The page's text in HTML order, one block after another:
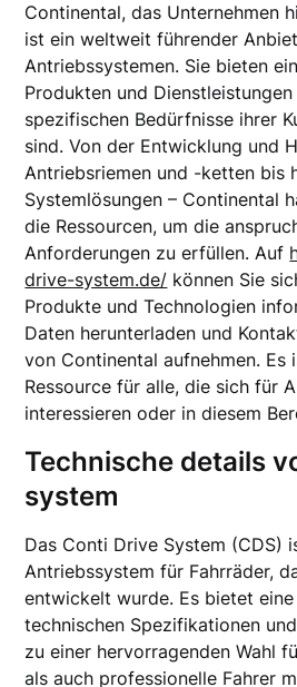
Continental, das Unternehmen
ist ein weltweit führender
Antriebssystemen. Sie bieten
Produkten und
spezifischen Bedürfnisse ihrer
sind. Von der Entwicklung und
Antriebsriemen und -ketten bis
Systemlösungen – Continental
die Ressourcen, um die
Anforderungen zu erfüllen. Auf
drive-system.de/ können Sie
Produkte und Technologien
Daten herunterladen und
von Continental aufnehmen.
Ressource für alle, die sich für
interessieren oder in diesem
Technische details
system
Das Conti Drive System (CDS)
Antriebssystem für Fahrräder,
entwickelt wurde. Es bietet eine
technischen Spezifikationen
zu einer hervorragenden Wahl
als auch professionelle Fahrer